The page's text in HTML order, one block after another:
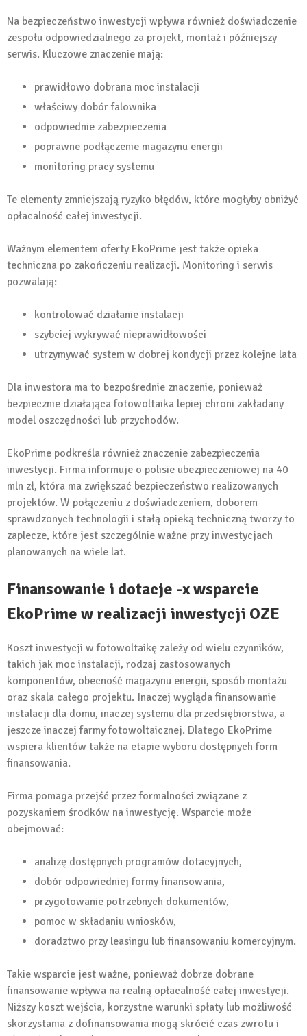
Na bezpieczeństwo inwestycji wpływa również doświadczenie
zespołu odpowiedzialnego za projekt, montaż i późniejszy
serwis. Kluczowe znaczenie mają:
prawidłowo dobrana moc instalacji
właściwy dobór falownika
odpowiednie zabezpieczenia
poprawne podłączenie magazynu energii
monitoring pracy systemu
Te elementy zmniejszają ryzyko błędów, które mogłyby obniżyć
opłacalność całej inwestycji.
Ważnym elementem oferty EkoPrime jest także opieka
techniczna po zakończeniu realizacji. Monitoring i serwis
pozwalają:
kontrolować działanie instalacji
szybciej wykrywać nieprawidłowości
utrzymywać system w dobrej kondycji przez kolejne lata
Dla inwestora ma to bezpośrednie znaczenie, ponieważ
bezpiecznie działająca fotowoltaika lepiej chroni zakładany
model oszczędności lub przychodów.
EkoPrime podkreśla również znaczenie zabezpieczenia
inwestycji. Firma informuje o polisie ubezpieczeniowej na 40
mln zł, która ma zwiększać bezpieczeństwo realizowanych
projektów. W połączeniu z doświadczeniem, doborem
sprawdzonych technologii i stałą opieką techniczną tworzy to
zaplecze, które jest szczególnie ważne przy inwestycjach
planowanych na wiele lat.
Finansowanie i dotacje -x wsparcie
EkoPrime w realizacji inwestycji OZE
Koszt inwestycji w fotowoltaikę zależy od wielu czynników,
takich jak moc instalacji, rodzaj zastosowanych
komponentów, obecność magazynu energii, sposób montażu
oraz skala całego projektu. Inaczej wygląda finansowanie
instalacji dla domu, inaczej systemu dla przedsiębiorstwa, a
jeszcze inaczej farmy fotowoltaicznej. Dlatego EkoPrime
wspiera klientów także na etapie wyboru dostępnych form
finansowania.
Firma pomaga przejść przez formalności związane z
pozyskaniem środków na inwestycję. Wsparcie może
obejmować:
analizę dostępnych programów dotacyjnych,
dobór odpowiedniej formy finansowania,
przygotowanie potrzebnych dokumentów,
pomoc w składaniu wniosków,
doradztwo przy leasingu lub finansowaniu komercyjnym.
Takie wsparcie jest ważne, ponieważ dobrze dobrane
finansowanie wpływa na realną opłacalność całej inwestycji.
Niższy koszt wejścia, korzystne warunki spłaty lub możliwość
skorzystania z dofinansowania mogą skrócić czas zwrotu i